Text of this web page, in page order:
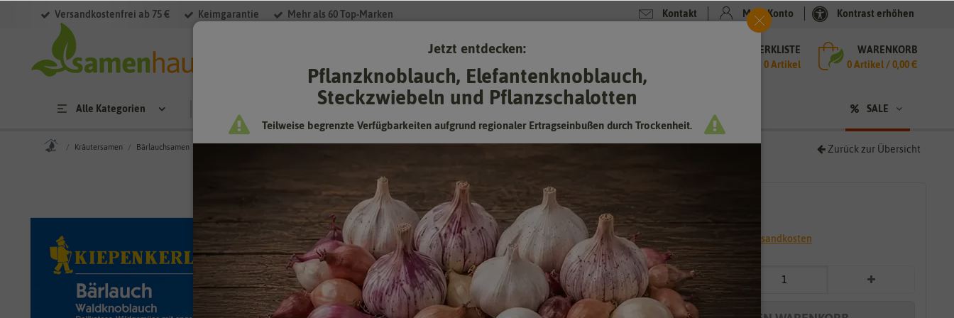
Versandkostenfrei ab 75 € Keimgarantie Mehr als 60 Top-Marken Kontakt Mein Konto Kontrast erhöhen
MERKLISTE
0 Artikel
WARENKORB
0Artikel /0,00 €
Alle Kategorien SALE
Kräutersamen Bärlauchsamen Zurück zur Übersicht
* inkl. 7% MwSt. zzgl. Versandkosten
Bärlauch Waldknoblauch
Vitaminreich und gesund
Hersteller:
Kiepenkerl
Artikelnummer:
3218
EAN:
4000159032187
Jetzt entdecken:
Pflanzknoblauch, Elefantenknoblauch,
Steckzwiebeln und Pflanzschalotten
Teilweise begrenzte Verfügbarkeiten aufgrund regionaler Ertragseinbußen durch Trockenheit.